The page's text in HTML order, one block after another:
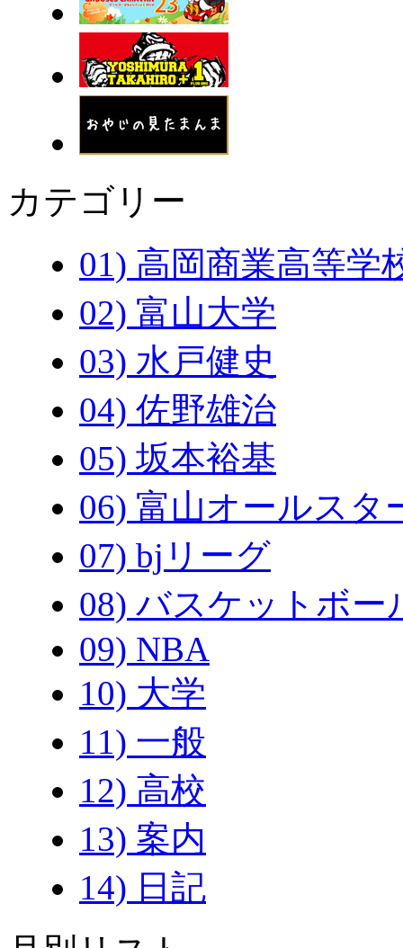
カテゴリー
01) 高岡商業高等学
02) 富山大学
03) 水戸健史
04) 佐野雄治
05) 坂本裕基
06) 富山オールスタ
07) bjリーグ
08) バスケットボー
09) NBA
10) 大学
11) 一般
12) 高校
13) 案内
14) 日記